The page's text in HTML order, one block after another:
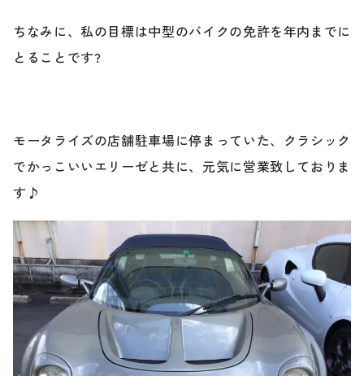
のご相談も可能です。
希望ください。
ちなみに、私の目標は中型のバイクの免許を年内までに
とることです?
モータライズの店舗駐車場に停まっていた、クラシック
でかっこいいエリーゼと共に、元気に営業致しておりま
す♪